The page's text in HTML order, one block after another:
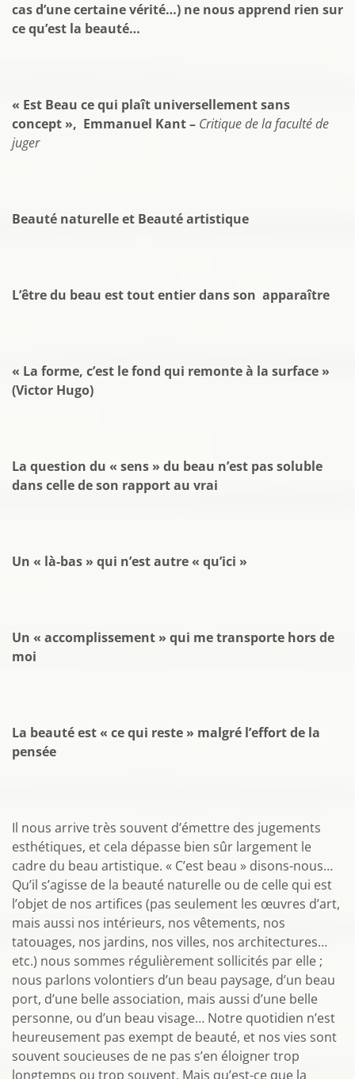
cas d’une certaine vérité…) ne nous apprend rien sur
ce qu’est la beauté…
« Est Beau ce qui plaît universellement sans
concept », Emmanuel Kant – Critique de la faculté de
juger
Beauté naturelle et Beauté artistique
L’être du beau est tout entier dans son apparaître
« La forme, c’est le fond qui remonte à la surface »
(Victor Hugo)
La question du « sens » du beau n’est pas soluble
dans celle de son rapport au vrai
Un « là-bas » qui n’est autre « qu’ici »
Un « accomplissement » qui me transporte hors de
moi
La beauté est « ce qui reste » malgré l’effort de la
pensée
Il nous arrive très souvent d’émettre des jugements
esthétiques, et cela dépasse bien sûr largement le
cadre du beau artistique. « C’est beau » disons-nous…
Qu’il s’agisse de la beauté naturelle ou de celle qui est
l’objet de nos artifices (pas seulement les œuvres d’art,
mais aussi nos intérieurs, nos vêtements, nos
tatouages, nos jardins, nos villes, nos architectures…
etc.) nous sommes régulièrement sollicités par elle ;
nous parlons volontiers d’un beau paysage, d’un beau
port, d’une belle association, mais aussi d’une belle
personne, ou d’un beau visage… Notre quotidien n’est
heureusement pas exempt de beauté, et nos vies sont
souvent soucieuses de ne pas s’en éloigner trop
longtemps ou trop souvent. Mais qu’est-ce que la